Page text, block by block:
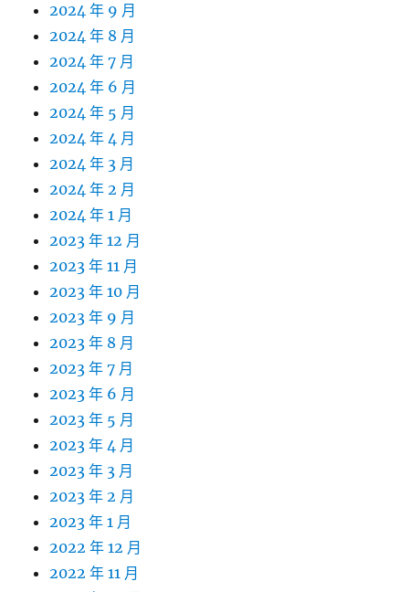
2024 年 9 月
2024 年 8 月
2024 年 7 月
2024 年 6 月
2024 年 5 月
2024 年 4 月
2024 年 3 月
2024 年 2 月
2024 年 1 月
2023 年 12 月
2023 年 11 月
2023 年 10 月
2023 年 9 月
2023 年 8 月
2023 年 7 月
2023 年 6 月
2023 年 5 月
2023 年 4 月
2023 年 3 月
2023 年 2 月
2023 年 1 月
2022 年 12 月
2022 年 11 月